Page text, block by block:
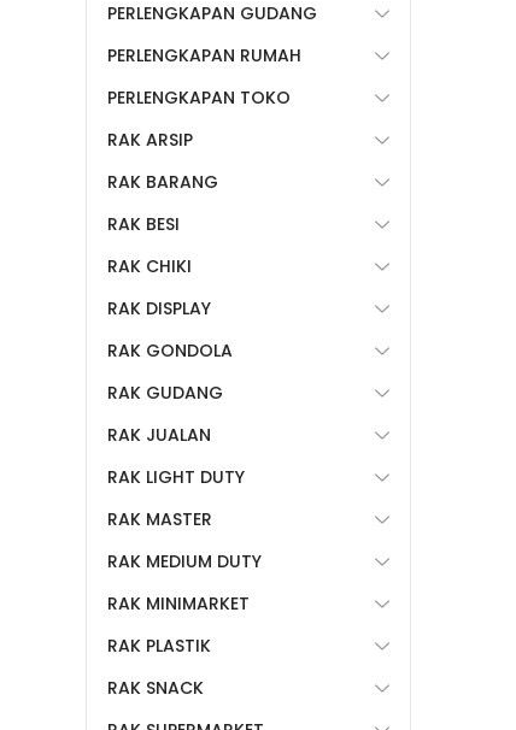
PERLENGKAPAN GUDANG
PERLENGKAPAN RUMAH
PERLENGKAPAN TOKO
RAK ARSIP
RAK BARANG
RAK BESI
RAK CHIKI
RAK DISPLAY
RAK GONDOLA
RAK GUDANG
RAK JUALAN
RAK LIGHT DUTY
RAK MASTER
RAK MEDIUM DUTY
RAK MINIMARKET
RAK PLASTIK
RAK SNACK